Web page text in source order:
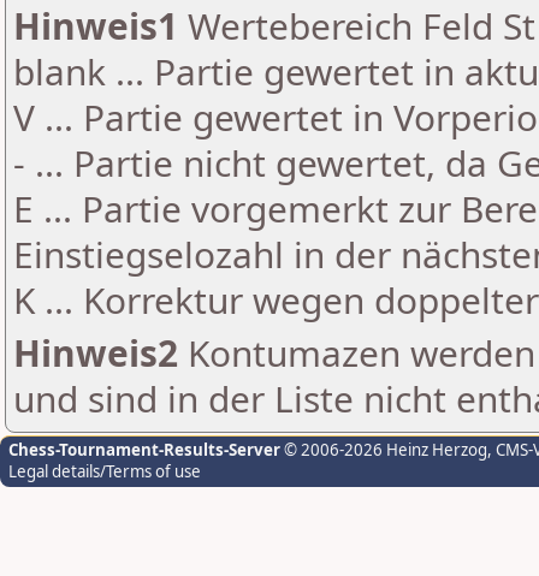
Hinweis1 Wertebereich Feld
blank ... Partie gewertet in
V ... Partie gewertet in
- ... Partie nicht gewertet, da
E ... Partie vorgemerkt zur
Einstiegselozahl in der
K ... Korrektur wegen
Hinweis2 Kontumazen
und sind in der Liste nicht
Chess-Tournament-Results-Server© 2006-2026 Heinz Herzog,
Legal details/Terms of use